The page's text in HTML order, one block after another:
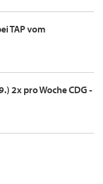
TAP vom
2x pro Woche CDG -